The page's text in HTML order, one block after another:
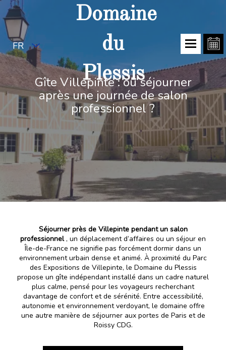
FR
Domaine
du
Plessis
Gîte Villepinte : où séjourner
après une journée de salon
professionnel ?
Séjourner près de Villepinte pendant un salon
professionnel, un déplacement d’affaires ou un séjour en
Île-de-France ne signifie pas forcément dormir dans un
environnement urbain dense et animé. À proximité du Parc
des Expositions de Villepinte, le Domaine du Plessis
propose un gîte indépendant installé dans un cadre naturel
plus calme, pensé pour les voyageurs recherchant
davantage de confort et de sérénité. Entre accessibilité,
autonomie et environnement verdoyant, le domaine offre
une autre manière de séjourner aux portes de Paris et de
Roissy CDG.